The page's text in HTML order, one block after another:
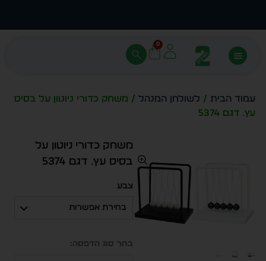
0
עמוד הבית / לשולחן המנהל / משחק כדורי ניוטון על בסיס
עץ. דגם 5374
משחק כדורי ניוטון על
בסיס עץ. דגם 5374
צבע
בחירת אפשרות
בחר סוג הדפסה: